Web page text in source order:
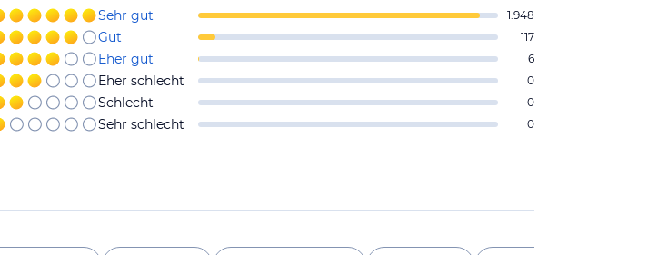
Sehr gut 1.948
Gut 117
Eher gut 6
Eher schlecht 0
Schlecht 0
Sehr schlecht 0